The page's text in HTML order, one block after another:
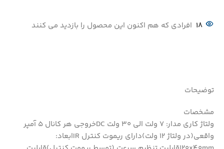
18 افرادی که هم اکنون این محصول را بازدید می کنند
توضیحات
مشخصات
ولتاژ کاری مدار: 7 ولت الی 30 ولت DCخروجی هر کانال 5 آمپر
واقعی(در ولتاژ 12 ولت)دارای ریموت کنترل IRابعاد: